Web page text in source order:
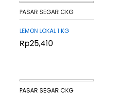
PASAR SEGAR CKG
LEMON LOKAL 1 KG
Rp25,410
Rp25,410
PASAR SEGAR CKG